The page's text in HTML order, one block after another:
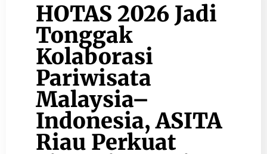
HOTAS 2026 Jadi
Tonggak
Kolaborasi
Pariwisata
Malaysia–
Indonesia, ASITA
Riau Perkuat